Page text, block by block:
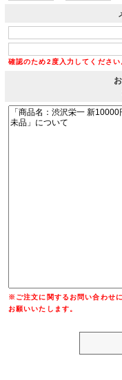
確認のため2度入力してください
※ご注文に関するお問い合わせ
お願いいたします。